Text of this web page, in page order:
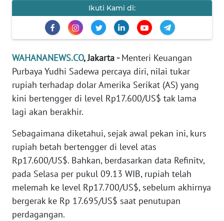
Ikuti Kami di:
WAHANANEWS.CO, Jakarta -Menteri Keuangan
Purbaya Yudhi Sadewa percaya diri, nilai tukar
rupiah terhadap dolar Amerika Serikat (AS) yang
kini bertengger di level Rp17.600/US$ tak lama
lagi akan berakhir.
Sebagaimana diketahui, sejak awal pekan ini, kurs
rupiah betah bertengger di level atas
Rp17.600/US$. Bahkan, berdasarkan data Refinitv,
pada Selasa per pukul 09.13 WIB, rupiah telah
melemah ke level Rp17.700/US$, sebelum akhirnya
bergerak ke Rp 17.695/US$ saat penutupan
perdagangan.
OLAHRAGA
EDITORIAL
Informasi
BERITA
KONTAK
KAMI
IKLAN